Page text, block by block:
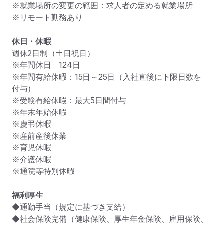
※就業場所の変更の範囲：求人者の定める就業場所
※リモート勤務あり
休日・休暇
週休2日制（土日祝日）
※年間休日：124日
※年間有給休暇：15日～25日（入社直後に下限日数を
付与）
※受験有給休暇：最大5日間付与
※年末年始休暇
※慶弔休暇
※産前産後休業
※育児休暇
※介護休暇
※通院等特別休暇
福利厚生
◆通勤手当（規定に基づき支給）
◆社会保険完備（健康保険、厚生年金保険、雇用保険、